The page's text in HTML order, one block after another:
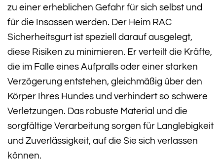
zu einer erheblichen Gefahr für sich selbst und
für die Insassen werden. Der Heim RAC
Sicherheitsgurt ist speziell darauf ausgelegt,
diese Risiken zu minimieren. Er verteilt die Kräfte,
die im Falle eines Aufpralls oder einer starken
Verzögerung entstehen, gleichmäßig über den
Körper Ihres Hundes und verhindert so schwere
Verletzungen. Das robuste Material und die
sorgfältige Verarbeitung sorgen für Langlebigkeit
und Zuverlässigkeit, auf die Sie sich verlassen
können.